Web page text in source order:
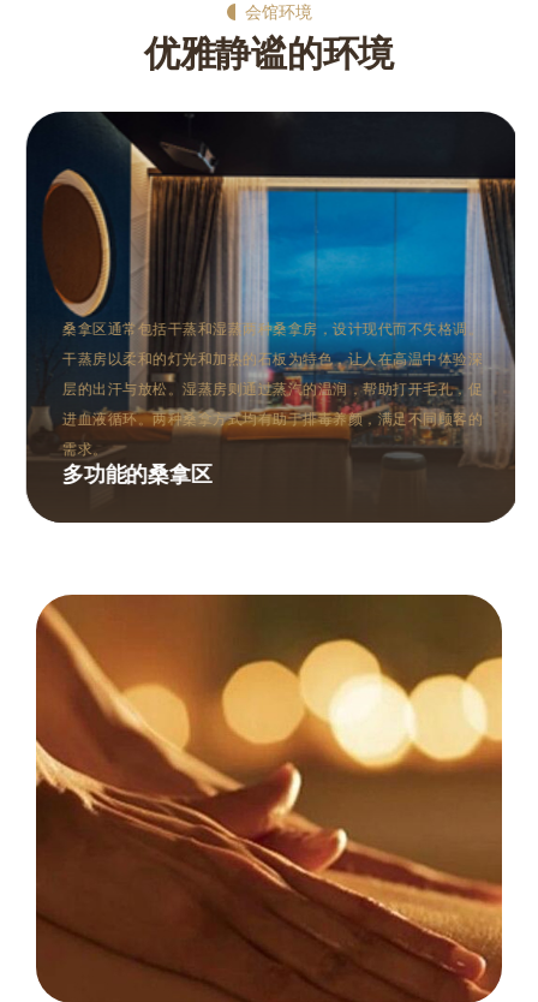
会馆环境
优雅静谧的环境
桑拿区通常包括干蒸和湿蒸两种桑拿房，设计现代而不失格调。
干蒸房以柔和的灯光和加热的石板为特色，让人在高温中体验深
层的出汗与放松。湿蒸房则通过蒸汽的温润，帮助打开毛孔，促
进血液循环。两种桑拿方式均有助于排毒养颜，满足不同顾客的
需求。
多功能的桑拿区